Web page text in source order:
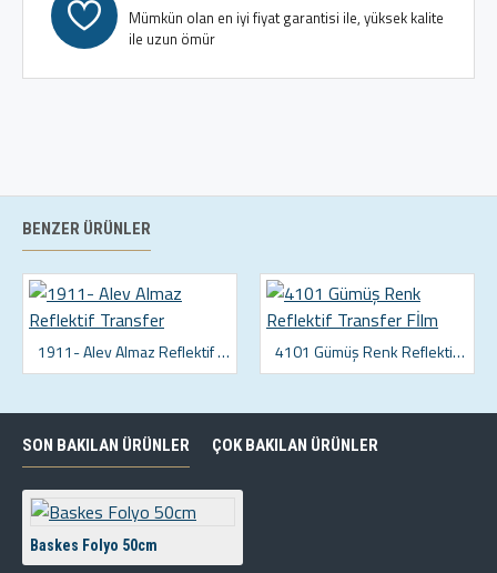
Mümkün olan en iyi fiyat garantisi ile, yüksek kalite
ile uzun ömür
BENZER ÜRÜNLER
1911- Alev Almaz Reflektif Transfer 4101 Gümüş Renk Reflektif Transfer Fİlm
SON BAKILAN ÜRÜNLER ÇOK BAKILAN ÜRÜNLER
Baskes Folyo 50cm